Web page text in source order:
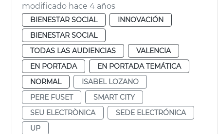
modificado hace 4 años
BIENESTAR SOCIAL
INNOVACIÓN
BIENESTAR SOCIAL
TODAS LAS AUDIENCIAS
VALENCIA
EN PORTADA
EN PORTADA TEMÁTICA
NORMAL
ISABEL LOZANO
PERE FUSET
SMART CITY
SEU ELECTRÒNICA
SEDE ELECTRÓNICA
UP